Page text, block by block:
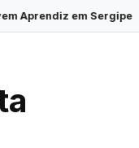
· Inscrições para